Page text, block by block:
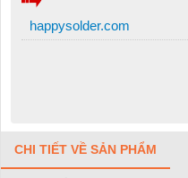
happysolder.com
CHI TIẾT VỀ SẢN PHẨM